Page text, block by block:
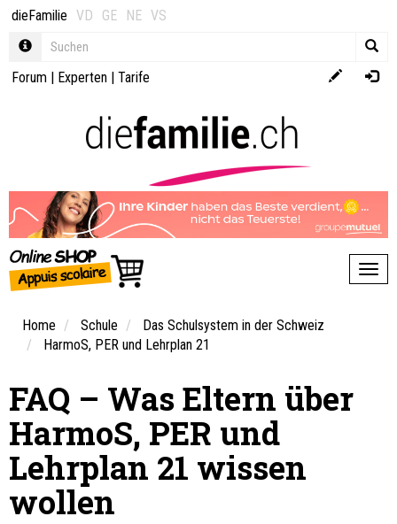
dieFamilie VD GE NE VS
Forum | Experten | Tarife
Home Schule
Das Schulsystem in der Schweiz
HarmoS, PER und Lehrplan 21
FAQ – Was Eltern über
HarmoS, PER und
Lehrplan 21 wissen
wollen